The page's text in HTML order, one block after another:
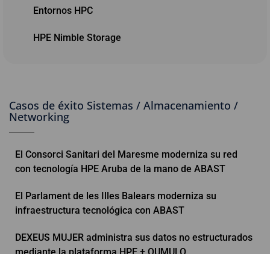
Entornos HPC
HPE Nimble Storage
Casos de éxito Sistemas / Almacenamiento /
Networking
El Consorci Sanitari del Maresme moderniza su red
con tecnología HPE Aruba de la mano de ABAST
El Parlament de les Illes Balears moderniza su
infraestructura tecnológica con ABAST
DEXEUS MUJER administra sus datos no estructurados